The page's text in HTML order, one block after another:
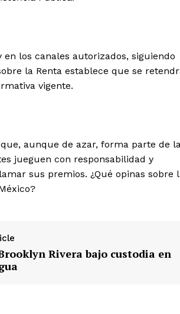
Quintana Roo
Cancún
Chetumal
los canales autorizados, siguiendo
la Renta establece que se
vigente.
aunque de azar, forma parte de
jueguen con responsabilidad y
sus premios. ¿Qué opinas sobre
Rivera bajo custodia en